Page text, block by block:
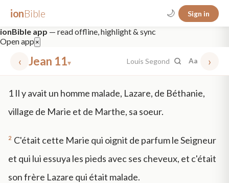
ionBible 🌙 Sign in
ionBible app — read offline, highlight & sync
Open app ×
‹ Jean 11▾ Louis Segond Aa ›
✕
mt 5 nt faith "peace that passeth"
1 Il y avait un homme malade, Lazare, de Béthanie,
village de Marie et de Marthe, sa soeur.
2 C'était cette Marie qui oignit de parfum le Seigneur
et qui lui essuya les pieds avec ses cheveux, et c'était
son frère Lazare qui était malade.